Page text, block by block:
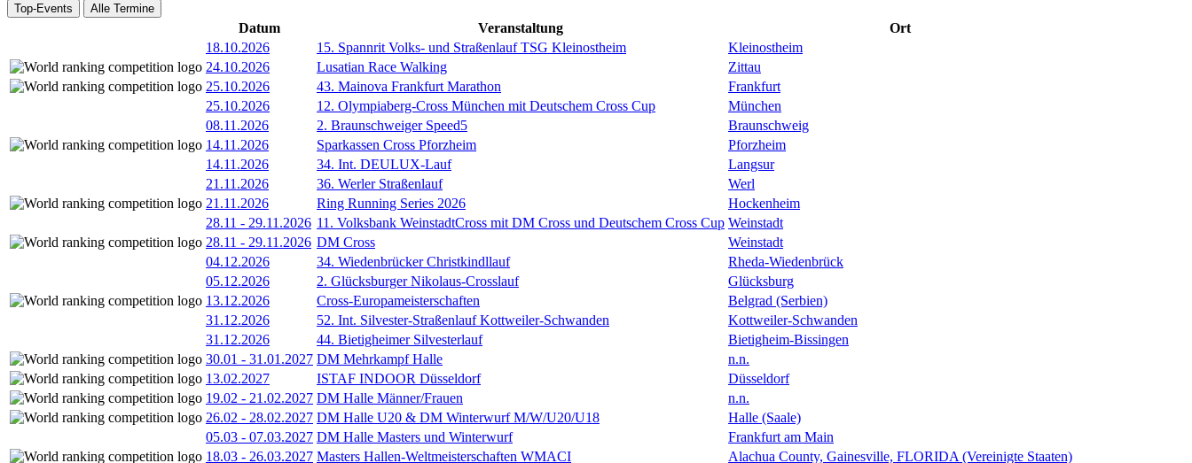
Top-Events
Alle Termine
Datum Veranstaltung
Ort
18.10.2026
15. Spannrit Volks- und Straßenlauf TSG Kleinostheim
Kleinostheim
24.10.2026
Lusatian Race Walking
Zittau
25.10.2026
43. Mainova Frankfurt Marathon
Frankfurt
25.10.2026
12. Olympiaberg-Cross München mit Deutschem Cross Cup
München
08.11.2026
2. Braunschweiger Speed5
Braunschweig
14.11.2026
Sparkassen Cross Pforzheim
Pforzheim
14.11.2026
34. Int. DEULUX-Lauf
Langsur
21.11.2026
36. Werler Straßenlauf
Werl
21.11.2026
Ring Running Series 2026
Hockenheim
28.11 - 29.11.2026 11. Volksbank WeinstadtCross mit DM Cross und Deutschem Cross Cup Weinstadt
28.11 - 29.11.2026 DM Cross
Weinstadt
04.12.2026
34. Wiedenbrücker Christkindllauf
Rheda-Wiedenbrück
05.12.2026
2. Glücksburger Nikolaus-Crosslauf
Glücksburg
13.12.2026
Cross-Europameisterschaften
Belgrad (Serbien)
31.12.2026
52. Int. Silvester-Straßenlauf Kottweiler-Schwanden
Kottweiler-Schwanden
31.12.2026
44. Bietigheimer Silvesterlauf
Bietigheim-Bissingen
30.01 - 31.01.2027 DM Mehrkampf Halle
n.n.
13.02.2027
ISTAF INDOOR Düsseldorf
Düsseldorf
19.02 - 21.02.2027 DM Halle Männer/Frauen
n.n.
26.02 - 28.02.2027 DM Halle U20 & DM Winterwurf M/W/U20/U18
Halle (Saale)
05.03 - 07.03.2027 DM Halle Masters und Winterwurf
Frankfurt am Main
18.03 - 26.03.2027 Masters Hallen-Weltmeisterschaften WMACI
Alachua County, Gainesville, FLORIDA (Vereinigte Staaten)